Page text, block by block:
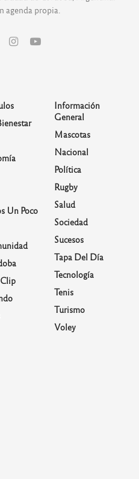
agenda propia.
Un Poco
Información
General
Mascotas
Nacional
Política
Rugby
Salud
Sociedad
Sucesos
Tapa Del Día
Tecnología
Tenis
Turismo
Voley